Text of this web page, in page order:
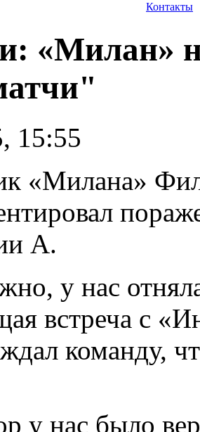
Контакты
«Милан»
15:55
«Милана»
А.
у нас
встреча с
команду,
у нас было